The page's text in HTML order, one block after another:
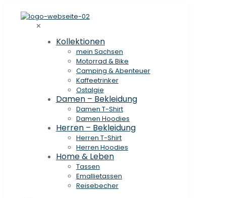
✕
Kollektionen
mein Sachsen
Motorrad & Bike
Camping & Abenteuer
Kaffeetrinker
Ostalgie
Damen – Bekleidung
Damen T-Shirt
Damen Hoodies
Herren – Bekleidung
Herren T-Shirt
Herren Hoodies
Home & Leben
Tassen
Emallietassen
Reisebecher